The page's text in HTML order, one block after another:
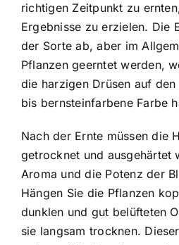
richtigen Zeitpunkt zu
Ergebnisse zu erzielen. Die
der Sorte ab, aber im
Pflanzen geerntet werden,
die harzigen Drüsen auf
bis bernsteinfarbene Farbe
Nach der Ernte müssen die
getrocknet und ausgehärtet
Aroma und die Potenz der
Hängen Sie die Pflanzen
dunklen und gut belüfteten
sie langsam trocknen.